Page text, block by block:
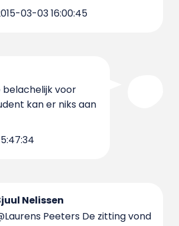
03-03 16:00:45
voor
kan er niks aan
Nelissen
Peeters De zitting vond